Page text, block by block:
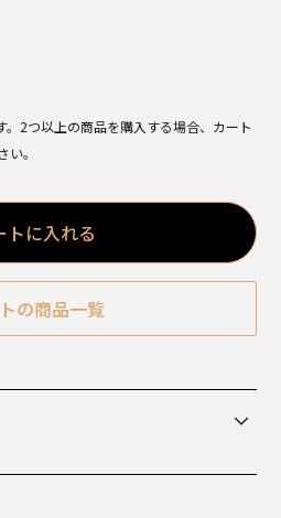
2つ以上の商品を購入する場合、カート
。
トに入れる
の商品一覧